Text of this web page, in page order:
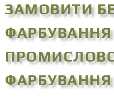
ЗАМОВИТИ
ФАРБУВАННЯ